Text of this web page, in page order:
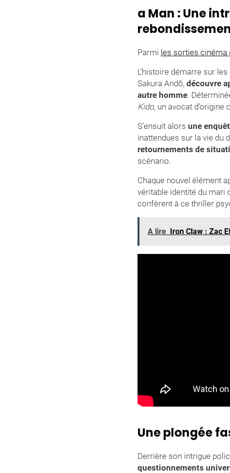
a Man : Une
Parmi les sorties cinéma
L’histoire démarre sur
Sakura Andô, découvre
autre homme.
Kido, un avocat d’origine
S’ensuit alors une
inattendues sur la vie du
retournements de
scénario.
Chaque nouvel élément
véritable identité du mari
confèrent à ce thriller
A lire Iron Claw : Zac
Une plongée
Derrière son intrigue
questionnements